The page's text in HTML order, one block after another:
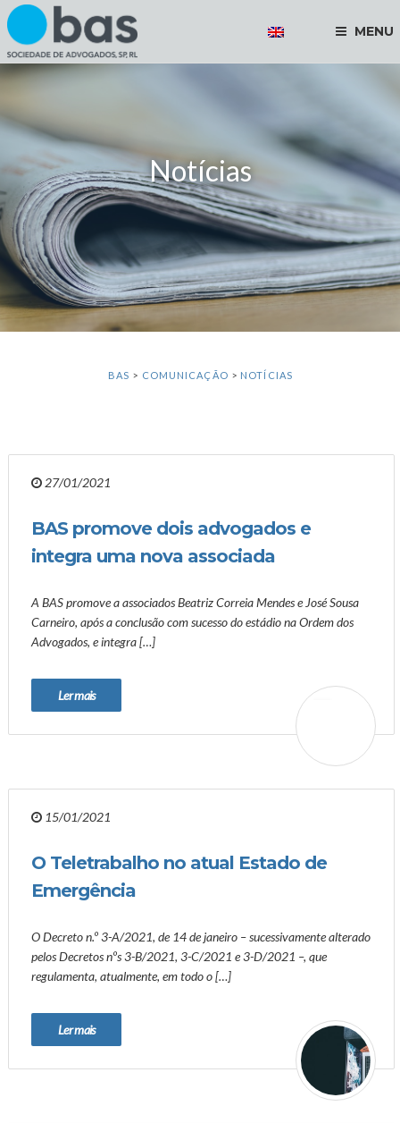
MENU
Notícias
BAS > COMUNICAÇÃO > NOTÍCIAS
27/01/2021
BAS promove dois advogados e
integra uma nova associada
A BAS promove a associados Beatriz Correia Mendes e José Sousa
Carneiro, após a conclusão com sucesso do estádio na Ordem dos
Advogados, e integra […]
Ler mais
15/01/2021
O Teletrabalho no atual Estado de
Emergência
O Decreto n.º 3-A/2021, de 14 de janeiro – sucessivamente alterado
pelos Decretos nºs 3-B/2021, 3-C/2021 e 3-D/2021 –, que
regulamenta, atualmente, em todo o […]
Ler mais